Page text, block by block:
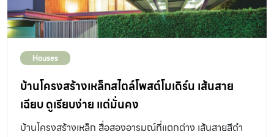
Houses
บ้านโครงสร้างเหล็กสไตล์โพสต์โมเดิร์น เส้นสาย
เฉียบ ดูเรียบง่าย แต่มั่นคง
บ้านโครงสร้างเหล็ก สื่อสองอารมณ์ที่แตกต่าง เส้นสายสีดำ